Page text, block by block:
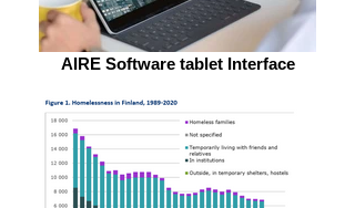
AIRE Software tablet Interface